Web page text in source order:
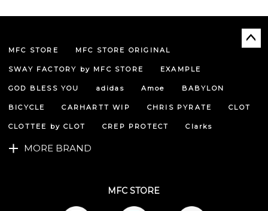
MFC STORE MFC STORE ORIGINAL
SWAY FACTORY by MFC STORE EXAMPLE
GOD BLESS YOU adidas Amoe BABYLON
BICYCLE CARHARTT WIP CHRIS PYRATE CLOT
CLOTTEE by CLOT CREP PROTECT Clarks
MORE BRAND
MFC STORE